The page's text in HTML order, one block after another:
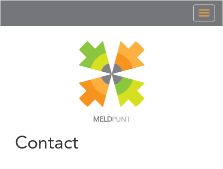
MELDPUNT
Contact